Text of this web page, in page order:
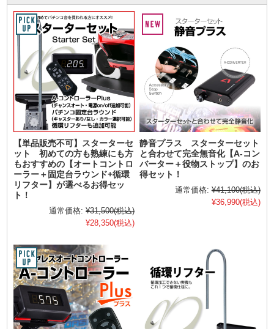
【単品販売不可】スターターセ
ット 初めての方も熟練にも方
もおすすめの【オートコントロ
ーラー＋固定台ラウンド+循環
リフター】が選べるお得セッ
ト！
通常価格: ¥31,500(税込)
¥28,350(税込)
静音プラス スターターセット
と合わせて完全無音化【A-コン
バーター＋役物ストップ】のお
得セット！
通常価格: ¥41,100(税込)
¥36,990(税込)